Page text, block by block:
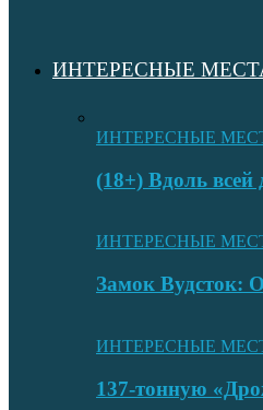
ИНТЕРЕСНЫЕ
ИНТЕРЕСНЫЕ
(18+) Вдоль всей
ИНТЕРЕСНЫЕ
Замок Вудсток:
ИНТЕРЕСНЫЕ
137-тонную